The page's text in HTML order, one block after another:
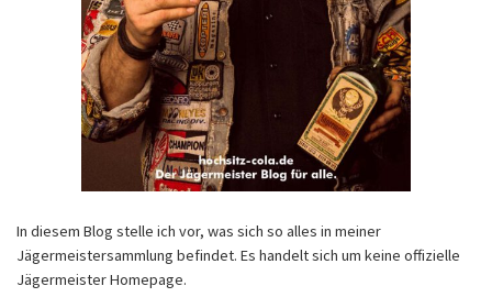
In diesem Blog stelle ich vor, was sich so alles in meiner
Jägermeistersammlung befindet. Es handelt sich um keine offizielle
Jägermeister Homepage.